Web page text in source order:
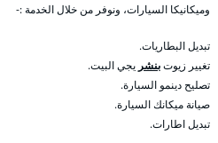
وميكانيكا السيارات، ونوفر من خلال الخدمة :-
تبديل البطاريات.
تغيير زيوتبنشر يجي البيت.
تصليح دينمو السيارة.
صيانة ميكانك السيارة.
تبديل اطارات.